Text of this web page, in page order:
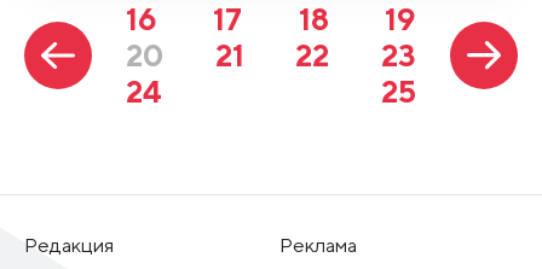
16 17 18
19
20
21 22
23
24
25
Редакция
Реклама